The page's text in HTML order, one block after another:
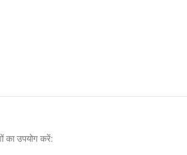
का उपयोग करें: